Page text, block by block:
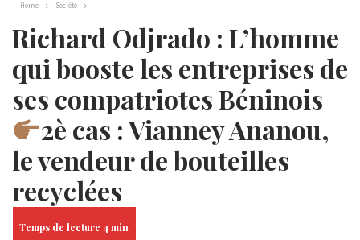
Home Société
Richard Odjrado : L’homme
qui booste les entreprises de
ses compatriotes Béninois
2è cas : Vianney Ananou,
le vendeur de bouteilles
recyclées